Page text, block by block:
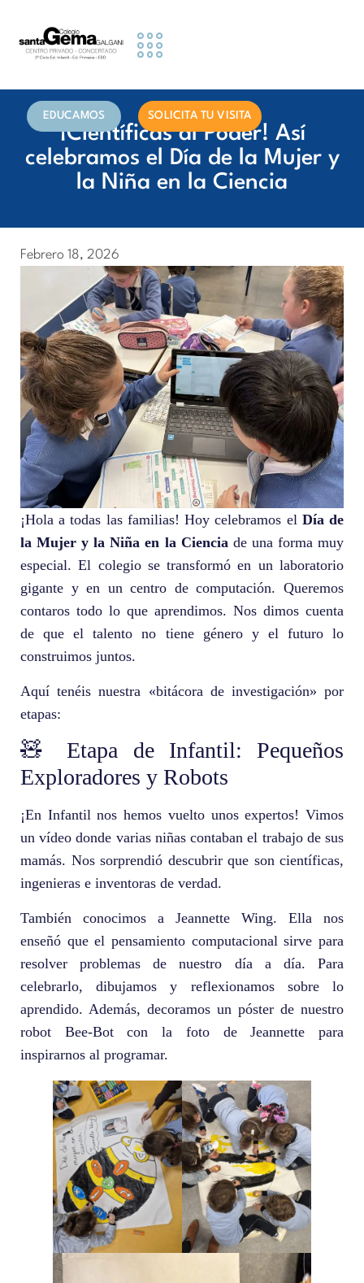
EDUCAMOS SOLICITA TU VISITA
¡Científicas al Poder! Así
celebramos el Día de la Mujer y
la Niña en la Ciencia
Febrero 18, 2026
¡Hola a todas las familias! Hoy celebramos el Día de
la Mujer y la Niña en la Cienciade una forma muy
especial. El colegio se transformó en un laboratorio
gigante y en un centro de computación. Queremos
contaros todo lo que aprendimos. Nos dimos cuenta
de que el talento no tiene género y el futuro lo
construimos juntos.
Aquí tenéis nuestra «bitácora de investigación» por
etapas:
🧸 Etapa de Infantil: Pequeños
Exploradores y Robots
¡En Infantil nos hemos vuelto unos expertos! Vimos
un vídeo donde varias niñas contaban el trabajo de sus
mamás. Nos sorprendió descubrir que son científicas,
ingenieras e inventoras de verdad.
También conocimos a Jeannette Wing. Ella nos
enseñó que el pensamiento computacional sirve para
resolver problemas de nuestro día a día. Para
celebrarlo, dibujamos y reflexionamos sobre lo
aprendido. Además, decoramos un póster de nuestro
robot Bee-Bot con la foto de Jeannette para
inspirarnos al programar.